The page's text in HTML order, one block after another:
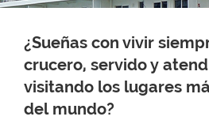
¿Sueñas con vivir
crucero, servido y
visitando los lugares
del mundo?